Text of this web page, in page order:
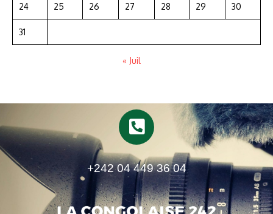
24 25 26 27 28 29 30
31
« Juil
+242 04 449 36 04